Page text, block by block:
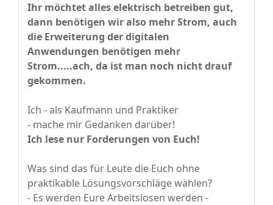
Ihr möchtet alles elektrisch betreiben gut,
dann benötigen wir also mehr Strom, auch
die Erweiterung der digitalen
Anwendungen benötigen mehr
Strom.....ach, da ist man noch nicht drauf
gekommen.
Ich - als Kaufmann und Praktiker
- mache mir Gedanken darüber!
Ich lese nur Forderungen von Euch!
Was sind das für Leute die Euch ohne
praktikable Lösungsvorschläge wählen?
- Es werden Eure Arbeitslosen werden -